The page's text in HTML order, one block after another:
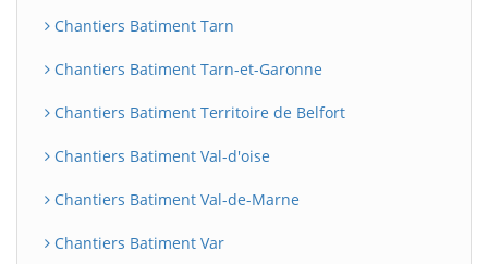
Chantiers Batiment Tarn
Chantiers Batiment Tarn-et-Garonne
Chantiers Batiment Territoire de Belfort
Chantiers Batiment Val-d'oise
Chantiers Batiment Val-de-Marne
Chantiers Batiment Var